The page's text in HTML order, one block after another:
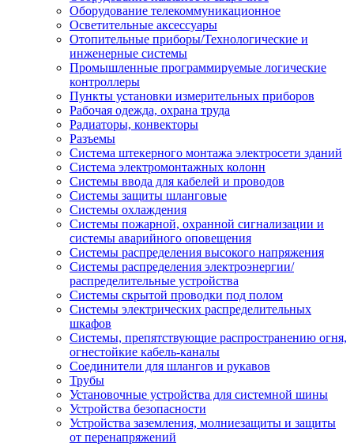
Оборудование телекоммуникационное
Осветительные аксессуары
Отопительные приборы/Технологические и
инженерные системы
Промышленные программируемые логические
контроллеры
Пункты установки измерительных приборов
Рабочая одежда, охрана труда
Радиаторы, конвекторы
Разъемы
Система штекерного монтажа электросети зданий
Система электромонтажных колонн
Системы ввода для кабелей и проводов
Системы защиты шланговые
Системы охлаждения
Системы пожарной, охранной сигнализации и
системы аварийного оповещения
Системы распределения высокого напряжения
Системы распределения электроэнергии/
распределительные устройства
Системы скрытой проводки под полом
Системы электрических распределительных
шкафов
Системы, препятствующие распространению огня,
огнестойкие кабель-каналы
Соединители для шлангов и рукавов
Трубы
Установочные устройства для системной шины
Устройства безопасности
Устройства заземления, молниезащиты и защиты
от перенапряжений